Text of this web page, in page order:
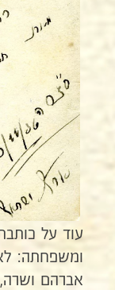
עוד על
ומשפחתה:
אברהם